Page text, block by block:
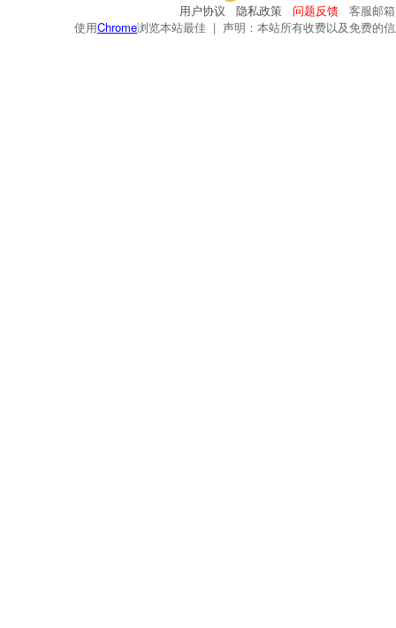
用户协议
隐私政策 问题反馈
客服邮
使用Chrome浏览本站最佳 | 声明：本站所有收费以及免费的